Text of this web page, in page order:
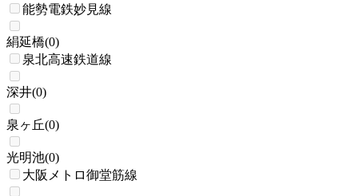
能勢電鉄妙見線
絹延橋(0)
泉北高速鉄道線
深井(0)
泉ヶ丘(0)
光明池(0)
大阪メトロ御堂筋線